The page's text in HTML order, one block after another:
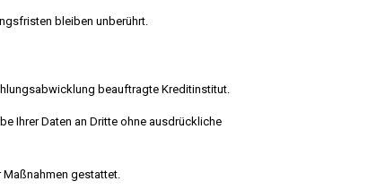
bleiben unberührt.
beauftragte Kreditinstitut.
Ihrer Daten an Dritte ohne ausdrückliche
Maßnahmen gestattet.